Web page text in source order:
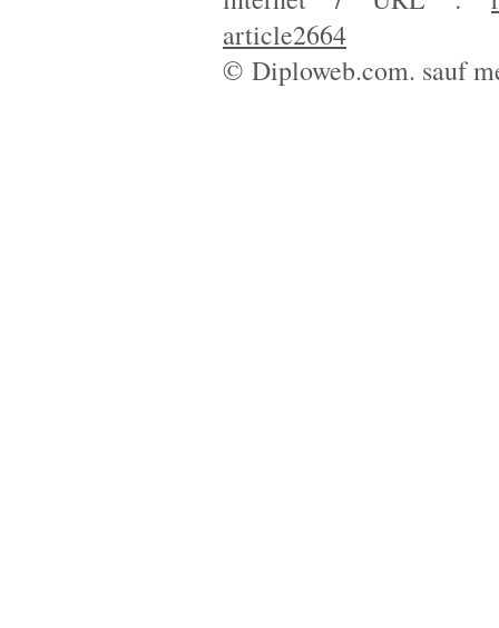
article2664
© Diploweb.com. sauf